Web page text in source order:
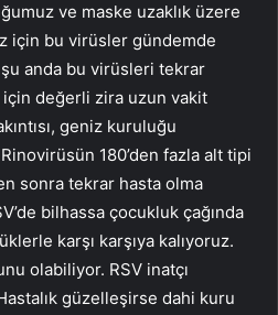
ve maske uzaklık üzere
için bu virüsler gündemde
şu anda bu virüsleri tekrar
için değerli zira uzun vakit
geniz kuruluğu
180’den fazla alt tipi
sonra tekrar hasta olma
bilhassa çocukluk çağında
karşı karşıya kalıyoruz.
olabiliyor. RSV inatçı
güzelleşirse dahi kuru